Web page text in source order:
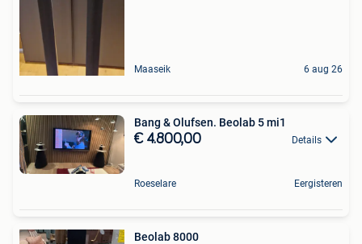
Maaseik 6 aug 26
Bang & Olufsen. Beolab 5 mi1
€ 4.800,00 Details
Roeselare Eergisteren
Beolab 8000